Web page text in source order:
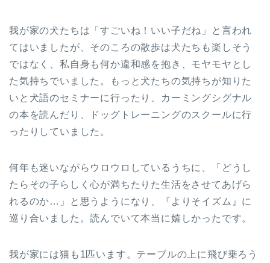
我が家の犬たちは「すごいね！いい子だね」と言われ
てはいましたが、そのころの散歩は犬たちも楽しそう
ではなく、私自身も何か違和感を抱き、モヤモヤとし
た気持ちでいました。もっと犬たちの気持ちが知りた
いと犬語のセミナーに行ったり、カーミングシグナル
の本を読んだり、ドッグトレーニングのスクールに行
ったりしていました。
何年も迷いながらウロウロしているうちに、「どうし
たらその子らしく心が満ちたりた生活をさせてあげら
れるのか…」と思うようになり、『よりそイズム』に
巡り合いました。読んでいて本当に嬉しかったです。
我が家には猫も1匹います。テーブルの上に飛び乗ろう